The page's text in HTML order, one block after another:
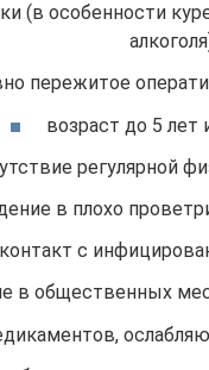
(в особенности
пережитое
возраст до 5 лет
регулярной
в плохо
контакт с
в общественных